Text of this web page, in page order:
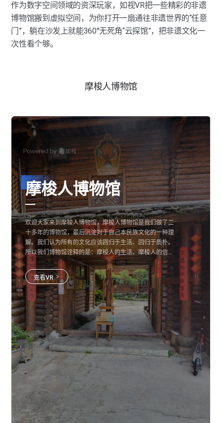
作为数字空间领域的资深玩家，如视VR把一些精彩的非遗
博物馆搬到虚拟空间，为你打开一扇通往非遗世界的“任意
门”，躺在沙发上就能360°无死角“云探馆”，把非遗文化一
次性看个够。
摩梭人博物馆